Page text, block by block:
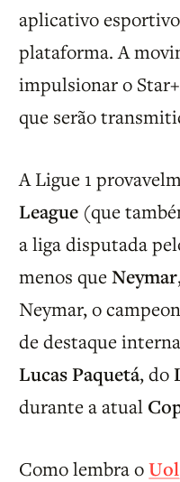
aplicativo
plataforma. A
impulsionar o
que serão
A Ligue 1
League (que
a liga disputada
menos queNeymar
Neymar, o
de destaque
Lucas Paquetá, do
durante a atual
Como lembra oUol